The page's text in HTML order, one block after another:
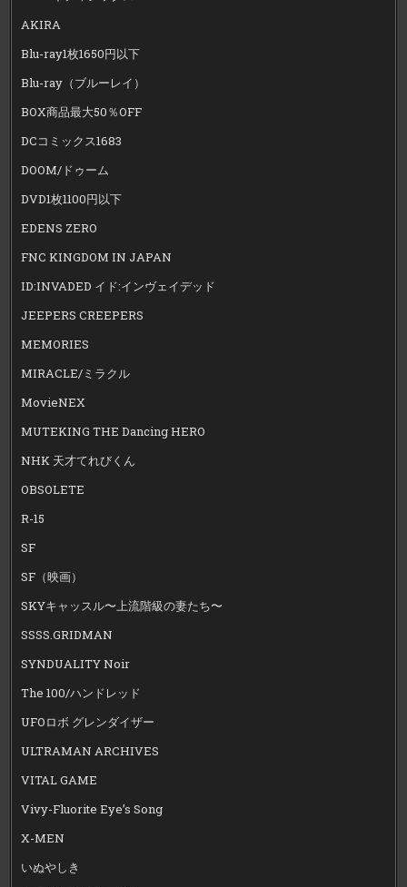
AKIRA
Blu-ray1枚1650円以下
Blu-ray（ブルーレイ）
BOX商品最大50％OFF
DCコミックス1683
DOOM/ドゥーム
DVD1枚1100円以下
EDENS ZERO
FNC KINGDOM IN JAPAN
ID:INVADED イド:インヴェイデッド
JEEPERS CREEPERS
MEMORIES
MIRACLE/ミラクル
MovieNEX
MUTEKING THE Dancing HERO
NHK 天才てれびくん
OBSOLETE
R-15
SF
SF（映画）
SKYキャッスル〜上流階級の妻たち〜
SSSS.GRIDMAN
SYNDUALITY Noir
The 100/ハンドレッド
UFOロボ グレンダイザー
ULTRAMAN ARCHIVES
VITAL GAME
Vivy-Fluorite Eye’s Song
X-MEN
いぬやしき